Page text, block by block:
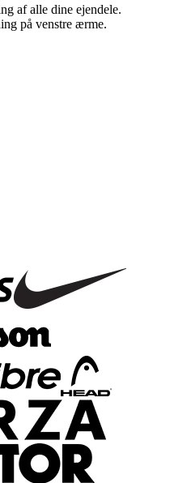
af alle dine ejendele.
på venstre ærme.